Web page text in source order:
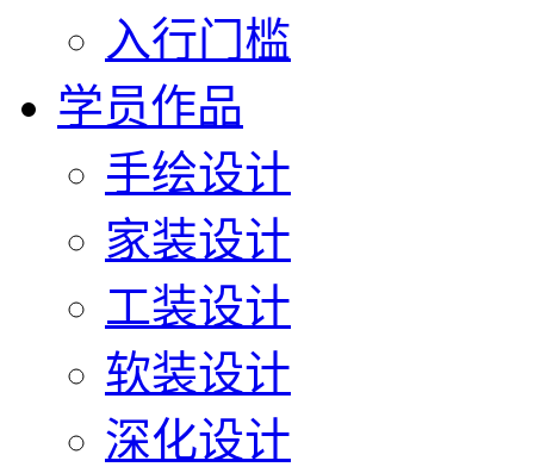
入行门槛
学员作品
手绘设计
家装设计
工装设计
软装设计
深化设计